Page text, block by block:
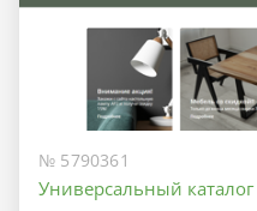
№ 5790361
Универсальный каталог